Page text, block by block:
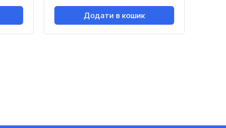
Додати в кошик